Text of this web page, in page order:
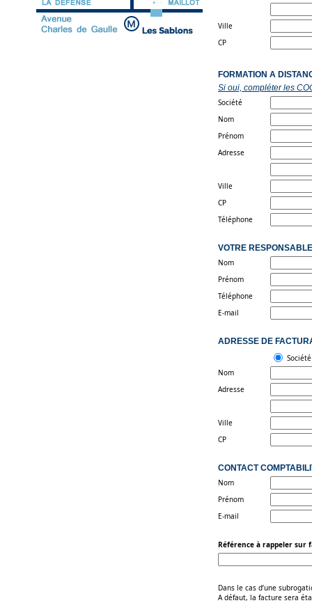
Ville
CP
FORMATION A
Si oui, compléter les
Société
Nom
Prénom
Adresse
Ville
CP
Téléphone
VOTRE
Nom
Prénom
Téléphone
E-mail
ADRESSE DE
Nom
Adresse
Ville
CP
CONTACT
Nom
Prénom
E-mail
Référence à rappeler sur
Dans le cas d’une
A défaut, la facture sera